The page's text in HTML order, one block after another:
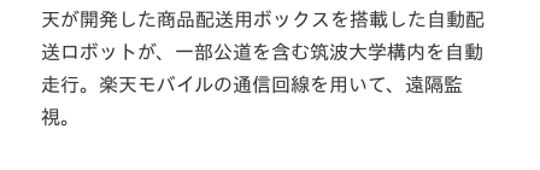
天が開発した商品配送用ボックスを搭載した自動配
送ロボットが、一部公道を含む筑波大学構内を自動
走行。楽天モバイルの通信回線を用いて、遠隔監
視。